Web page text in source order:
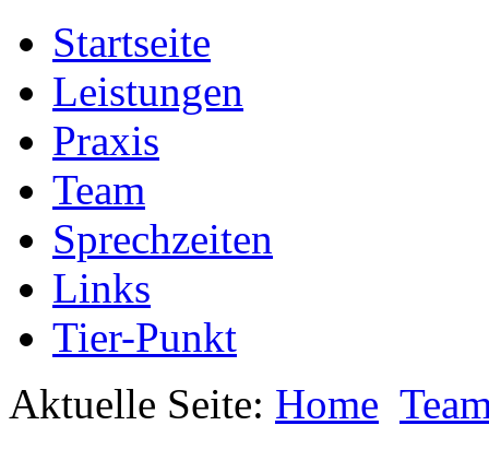
Startseite
Leistungen
Praxis
Team
Sprechzeiten
Links
Tier-Punkt
Aktuelle Seite: Home